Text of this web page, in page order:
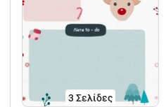
3 Σελίδες